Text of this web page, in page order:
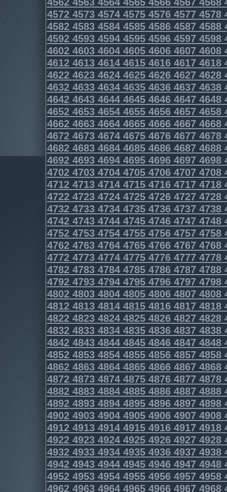
4572457345744575457645774578
4582458345844585458645874588
4592459345944595459645974598
4602460346044605460646074608
4612461346144615461646174618
4622462346244625462646274628
4632463346344635463646374638
4642464346444645464646474648
4652465346544655465646574658
4662466346644665466646674668
4672467346744675467646774678
4682468346844685468646874688
4692469346944695469646974698
4702470347044705470647074708
4712471347144715471647174718
4722472347244725472647274728
4732473347344735473647374738
4742474347444745474647474748
4752475347544755475647574758
4762476347644765476647674768
4772477347744775477647774778
4782478347844785478647874788
4792479347944795479647974798
4802480348044805480648074808
4812481348144815481648174818
4822482348244825482648274828
4832483348344835483648374838
4842484348444845484648474848
4852485348544855485648574858
4862486348644865486648674868
4872487348744875487648774878
4882488348844885488648874888
4892489348944895489648974898
4902490349044905490649074908
4912491349144915491649174918
4922492349244925492649274928
4932493349344935493649374938
4942494349444945494649474948
4952495349544955495649574958
4962496349644965496649674968